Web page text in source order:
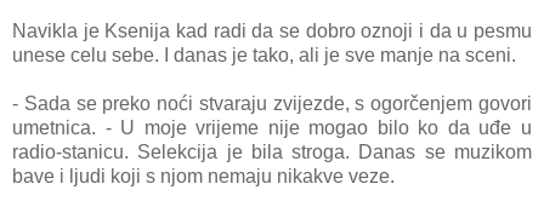
Navikla je Ksenija kad radi da se dobro oznoji i da u pesmu
unese celu sebe. I danas je tako, ali je sve manje na sceni.
- Sada se preko noći stvaraju zvijezde, s ogorčenjem govori
umetnica. - U moje vrijeme nije mogao bilo ko da uđe u
radio-stanicu. Selekcija je bila stroga. Danas se muzikom
bave i ljudi koji s njom nemaju nikakve veze.